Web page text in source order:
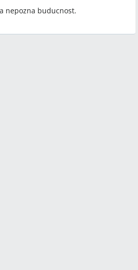
nepozna buducnost.